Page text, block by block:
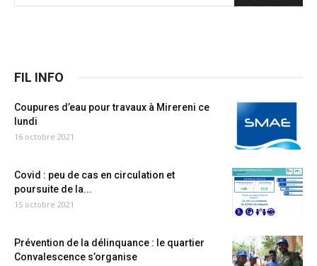
FIL INFO
Coupures d’eau pour travaux à Mirereni ce
lundi
16 octobre 2021
Covid : peu de cas en circulation et
poursuite de la...
15 octobre 2021
Prévention de la délinquance : le quartier
Convalescence s’organise